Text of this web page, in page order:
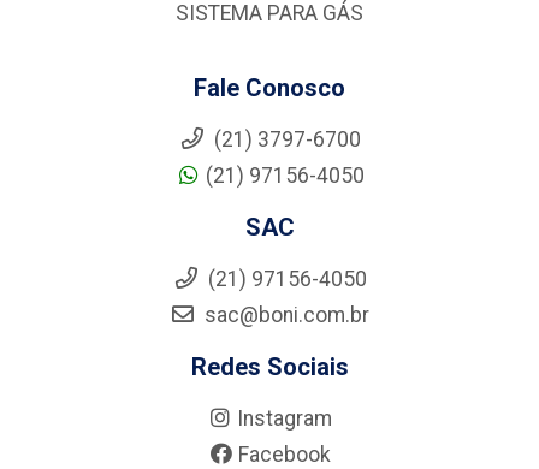
SISTEMA PARA GÁS
Fale Conosco
(21) 3797-6700
(21) 97156-4050
SAC
(21) 97156-4050
sac@boni.com.br
Redes Sociais
Instagram
Facebook